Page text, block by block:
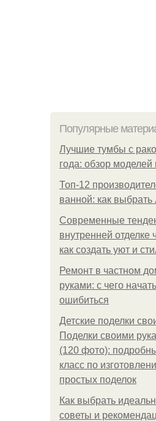
Популярные
Лучшие тумбы с
года: обзор моделей
Топ-12
ванной: как выбрать
Современные
внутренней отделке
как создать уют и
Ремонт в частном
руками: с чего
ошибиться
Детские поделки
Поделки своими
(120 фото):
класс по
простых поделок
Как выбрать
советы и